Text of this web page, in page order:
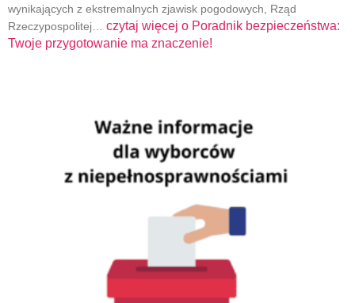
wynikających z ekstremalnych zjawisk pogodowych, Rząd
Rzeczypospolitej… czytaj więcej o Poradnik bezpieczeństwa:
Twoje przygotowanie ma znaczenie!